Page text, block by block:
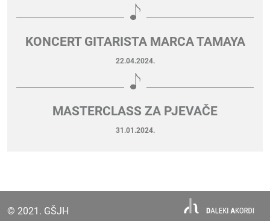
KONCERT GITARISTA MARCA TAMAYA
22.04.2024.
MASTERCLASS ZA PJEVAČE
31.01.2024.
© 2021. GŠJH